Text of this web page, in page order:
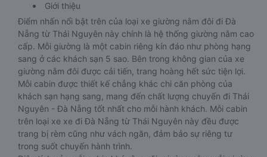
Giới thiệu
Điểm nhấn nổi bật trên của loại xe giường nằm đôi đi Đà
Nẵng từ Thái Nguyên này chính là hệ thống giường nằm cao
cấp. Mỗi giường là một cabin riêng kín đáo như phòng hạng
sang ở các khách sạn 5 sao. Bên trong không gian của xe
giường nằm đôi được cải tiến, trang hoàng hết sức tiện lợi.
Mỗi cabin được thiết kế chẳng khác chi căn phòng của
khách sạn hạng sang, mang đến chất lượng chuyến đi Thái
Nguyên - Đà Nẵng tốt nhất cho mỗi hành khách. Mỗi cabin
trên loại xe xe đi Đà Nẵng từ Thái Nguyên này đều được
trang bị rèm cũng như vách ngăn, đảm bảo sự riêng tư
trong suốt chuyến hành trình.